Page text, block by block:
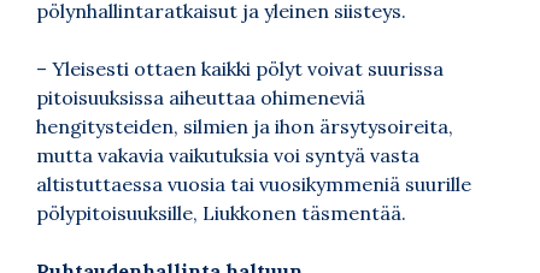
pölynhallintaratkaisut ja yleinen siisteys.
– Yleisesti ottaen kaikki pölyt voivat suurissa
pitoisuuksissa aiheuttaa ohimeneviä
hengitysteiden, silmien ja ihon ärsytysoireita,
mutta vakavia vaikutuksia voi syntyä vasta
altistuttaessa vuosia tai vuosikymmeniä suurille
pölypitoisuuksille, Liukkonen täsmentää.